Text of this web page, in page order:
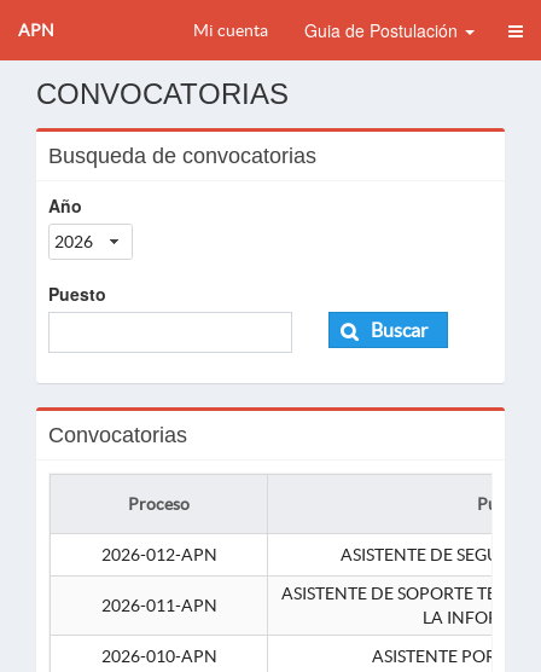
APN Mi cuenta Guia de Postulación
CONVOCATORIAS
Busqueda de convocatorias
Año
2026
Puesto
Buscar
Convocatorias
Proceso Puesto
2026-012-APN ASISTENTE DE
2026-011-APN
ASISTENTE DE SOPORTE
LA
2026-010-APN
ASISTENTE